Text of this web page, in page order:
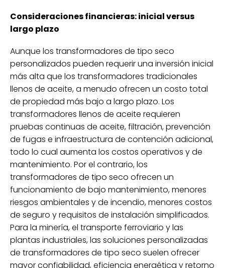
Consideraciones financieras: inicial versus
largo plazo
Aunque los transformadores de tipo seco
personalizados pueden requerir una inversión inicial
más alta que los transformadores tradicionales
llenos de aceite, a menudo ofrecen un costo total
de propiedad más bajo a largo plazo. Los
transformadores llenos de aceite requieren
pruebas continuas de aceite, filtración, prevención
de fugas e infraestructura de contención adicional,
todo lo cual aumenta los costos operativos y de
mantenimiento. Por el contrario, los
transformadores de tipo seco ofrecen un
funcionamiento de bajo mantenimiento, menores
riesgos ambientales y de incendio, menores costos
de seguro y requisitos de instalación simplificados.
Para la minería, el transporte ferroviario y las
plantas industriales, las soluciones personalizadas
de transformadores de tipo seco suelen ofrecer
mayor confiabilidad, eficiencia energética y retorno